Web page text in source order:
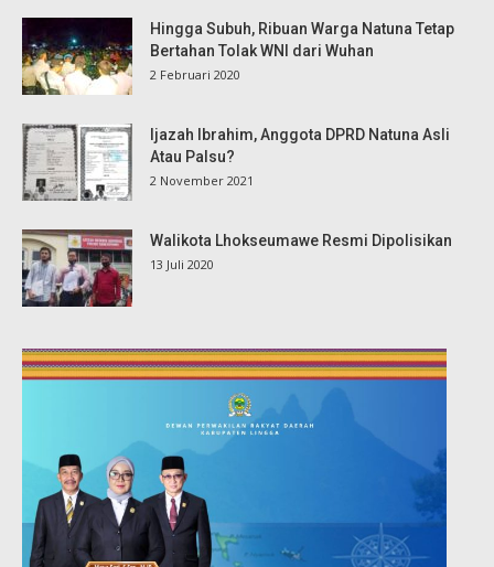
Hingga Subuh, Ribuan Warga Natuna Tetap
Bertahan Tolak WNI dari Wuhan
2 Februari 2020
Ijazah Ibrahim, Anggota DPRD Natuna Asli
Atau Palsu?
2 November 2021
Walikota Lhokseumawe Resmi Dipolisikan
13 Juli 2020